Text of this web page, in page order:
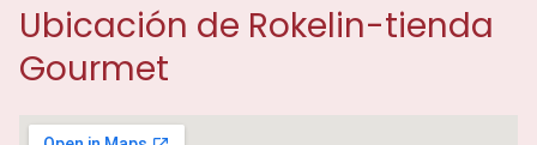
Ubicación de Rokelin-tienda
Gourmet